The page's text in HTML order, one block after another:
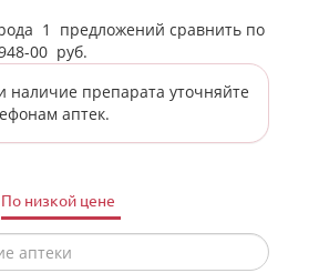
1
предложений сравнить по
00 руб.
наличие препарата уточняйте
аптек.
По низкой цене